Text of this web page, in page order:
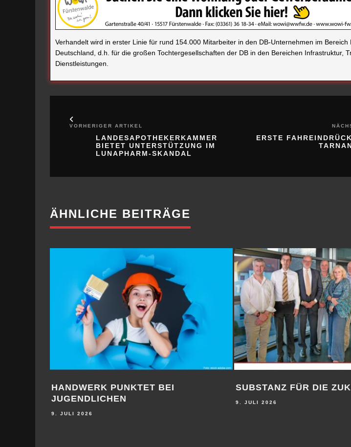
Verhandelt wird in erster Linie für rund 154.000 Mitarbeiter in den DB-Unternehmen im Bereich
Deutschland, d.h. für die großen Tochtergesellschaften der DB in den Bereichen Infrastruktur,
Dienstleistungen.
VORHERIGER ARTIKEL
LANDESAPOTHEKERKAMMER
BIETET UNTERSTÜTZUNG IM
LUNAPHARM-SKANDAL
ERSTE
ÄHNLICHE BEITRÄGE
HANDWERK PUNKTET BEI
JUGENDLICHEN
9. JULI 2026
SUBSTANZ FÜR DIE
9. JULI 2026